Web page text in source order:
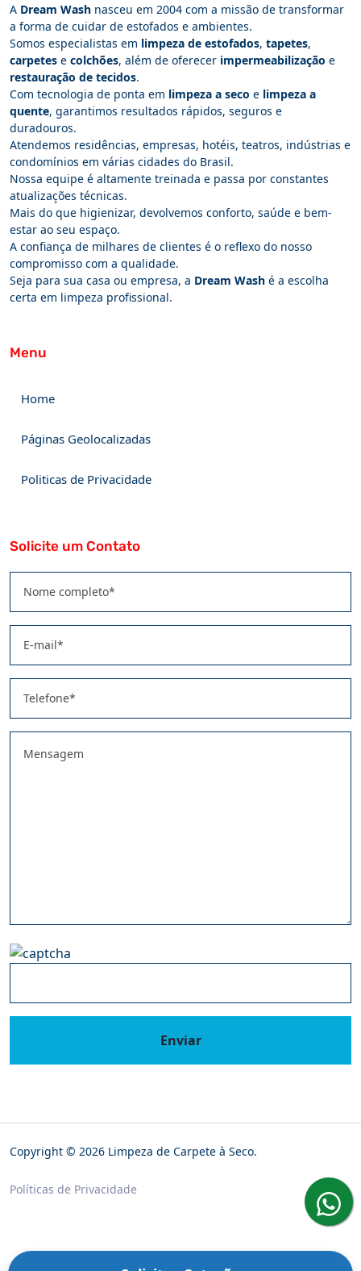
A Dream Wash nasceu em 2004 com a missão de transformar
a forma de cuidar de estofados e ambientes.
Somos especialistas em limpeza de estofados, tapetes,
carpetes e colchões, além de oferecer impermeabilização e
restauração de tecidos.
Com tecnologia de ponta em limpeza a seco e limpeza a
quente, garantimos resultados rápidos, seguros e
duradouros.
Atendemos residências, empresas, hotéis, teatros, indústrias e
condomínios em várias cidades do Brasil.
Nossa equipe é altamente treinada e passa por constantes
atualizações técnicas.
Mais do que higienizar, devolvemos conforto, saúde e bem-
estar ao seu espaço.
A confiança de milhares de clientes é o reflexo do nosso
compromisso com a qualidade.
Seja para sua casa ou empresa, a Dream Wash é a escolha
certa em limpeza profissional.
Menu
Home
Páginas Geolocalizadas
Politicas de Privacidade
Solicite um Contato
Enviar
Copyright © 2026 Limpeza de Carpete à Seco.
Políticas de Privacidade